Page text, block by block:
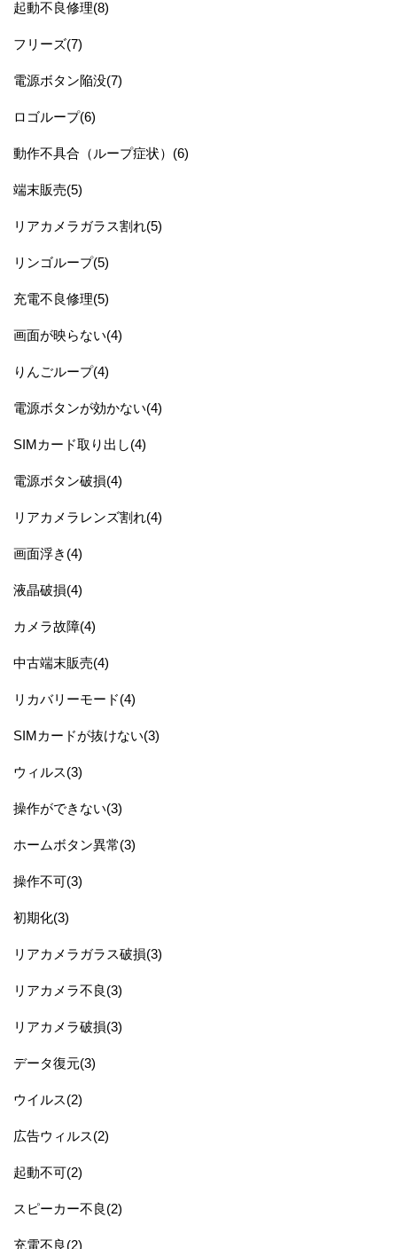
起動不良修理(8)
フリーズ(7)
電源ボタン陥没(7)
ロゴループ(6)
動作不具合（ループ症状）(6)
端末販売(5)
リアカメラガラス割れ(5)
リンゴループ(5)
充電不良修理(5)
画面が映らない(4)
りんごループ(4)
電源ボタンが効かない(4)
SIMカード取り出し(4)
電源ボタン破損(4)
リアカメラレンズ割れ(4)
画面浮き(4)
液晶破損(4)
カメラ故障(4)
中古端末販売(4)
リカバリーモード(4)
SIMカードが抜けない(3)
ウィルス(3)
操作ができない(3)
ホームボタン異常(3)
操作不可(3)
初期化(3)
リアカメラガラス破損(3)
リアカメラ不良(3)
リアカメラ破損(3)
データ復元(3)
ウイルス(2)
広告ウィルス(2)
起動不可(2)
スピーカー不良(2)
充電不良(2)